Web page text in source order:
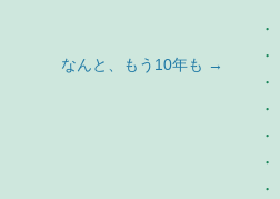
なんと、もう10年も →